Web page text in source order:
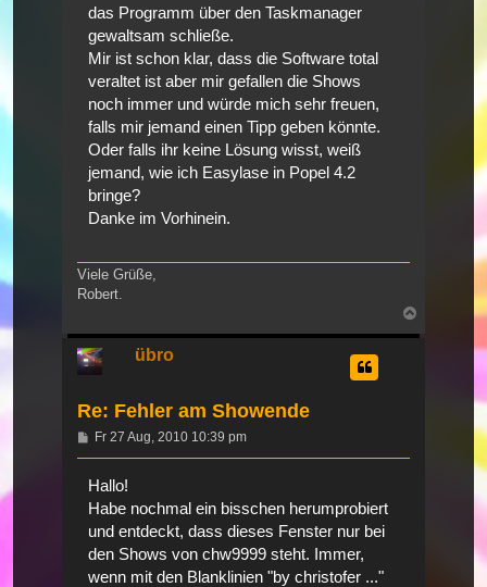
das Programm über den Taskmanager
gewaltsam schließe.
Mir ist schon klar, dass die Software total
veraltet ist aber mir gefallen die Shows
noch immer und würde mich sehr freuen,
falls mir jemand einen Tipp geben könnte.
Oder falls ihr keine Lösung wisst, weiß
jemand, wie ich Easylase in Popel 4.2
bringe?
Danke im Vorhinein.
Viele Grüße,
Robert.
übro
Re: Fehler am Showende
Beitrag
Fr 27 Aug, 2010 10:39 pm
Hallo!
Habe nochmal ein bisschen herumprobiert
und entdeckt, dass dieses Fenster nur bei
den Shows von chw9999 steht. Immer,
wenn mit den Blanklinien "by christofer ..."